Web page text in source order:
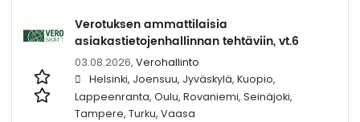
Verotuksen ammattilaisia
asiakastietojenhallinnan tehtäviin, vt.6
03.08.2026, Verohallinto
Helsinki, Joensuu, Jyväskylä, Kuopio,
Lappeenranta, Oulu, Rovaniemi, Seinäjoki,
Tampere, Turku, Vaasa